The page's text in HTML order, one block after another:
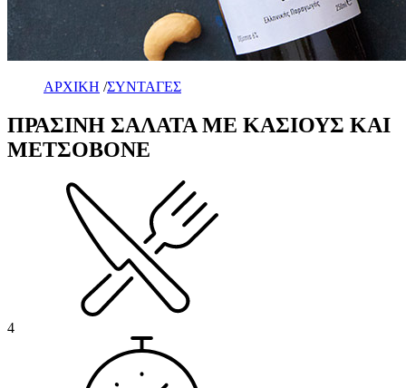
ΑΡΧΙΚΗ /ΣΥΝΤΑΓΕΣ
ΠΡΑΣΙΝΗ ΣΑΛΑΤΑ ΜΕ ΚΑΣΙΟΥΣ ΚΑΙ
ΜΕΤΣΟΒΟΝΕ
4